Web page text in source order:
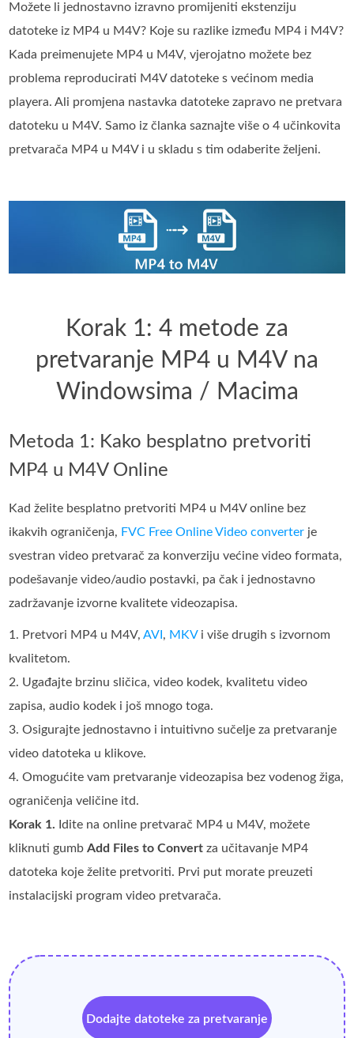
Možete li jednostavno izravno promijeniti ekstenziju
datoteke iz MP4 u M4V? Koje su razlike između MP4 i M4V?
Kada preimenujete MP4 u M4V, vjerojatno možete bez
problema reproducirati M4V datoteke s većinom media
playera. Ali promjena nastavka datoteke zapravo ne pretvara
datoteku u M4V. Samo iz članka saznajte više o 4 učinkovita
pretvarača MP4 u M4V i u skladu s tim odaberite željeni.
Korak 1: 4 metode za
pretvaranje MP4 u M4V na
Windowsima / Macima
Metoda 1: Kako besplatno pretvoriti
MP4 u M4V Online
Kad želite besplatno pretvoriti MP4 u M4V online bez
ikakvih ograničenja, FVC Free Online Video converter je
svestran video pretvarač za konverziju većine video formata,
podešavanje video/audio postavki, pa čak i jednostavno
zadržavanje izvorne kvalitete videozapisa.
1. Pretvori MP4 u M4V,AVI , MKVi više drugih s izvornom
kvalitetom.
2. Ugađajte brzinu sličica, video kodek, kvalitetu video
zapisa, audio kodek i još mnogo toga.
3. Osigurajte jednostavno i intuitivno sučelje za pretvaranje
video datoteka u klikove.
4. Omogućite vam pretvaranje videozapisa bez vodenog žiga,
ograničenja veličine itd.
Korak 1. Idite na online pretvarač MP4 u M4V, možete
kliknuti gumbAdd Files to Convert za učitavanje MP4
datoteka koje želite pretvoriti. Prvi put morate preuzeti
instalacijski program video pretvarača.
Dodajte datoteke za pretvaranje